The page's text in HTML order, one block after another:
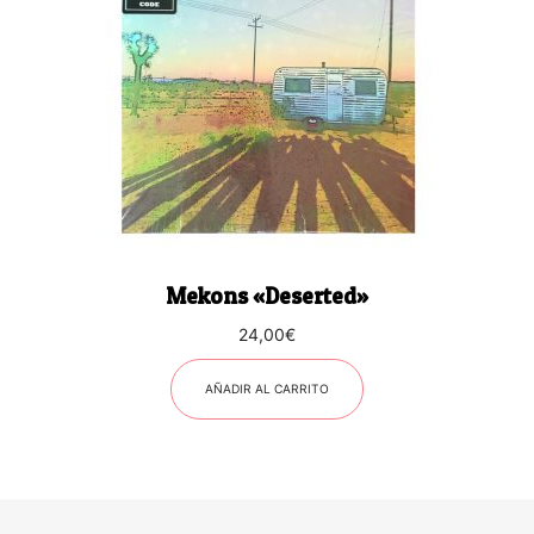
Mekons «Deserted»
24,00€
AÑADIR AL CARRITO